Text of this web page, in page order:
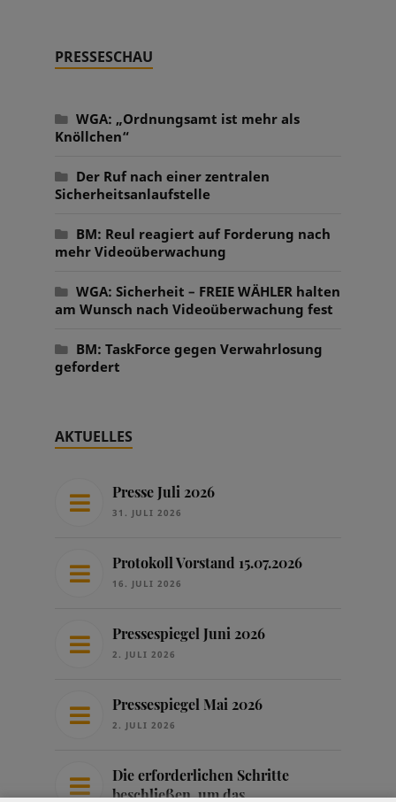
PRESSESCHAU
WGA: „Ordnungsamt ist mehr als
Knöllchen“
Der Ruf nach einer zentralen
Sicherheitsanlaufstelle
BM: Reul reagiert auf Forderung nach
mehr Videoüberwachung
WGA: Sicherheit – FREIE WÄHLER halten
am Wunsch nach Videoüberwachung fest
BM: TaskForce gegen Verwahrlosung
gefordert
AKTUELLES
Presse Juli 2026
31. JULI 2026
Protokoll Vorstand 15.07.2026
16. JULI 2026
Pressespiegel Juni 2026
2. JULI 2026
Pressespiegel Mai 2026
2. JULI 2026
Die erforderlichen Schritte
beschließen, um das